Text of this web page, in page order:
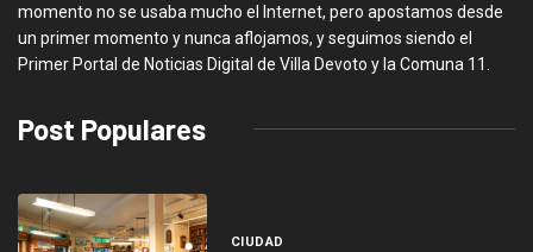
momento no se usaba mucho el Internet, pero apostamos desde
un primer momento y nunca aflojamos, y seguimos siendo el
Primer Portal de Noticias Digital de Villa Devoto y la Comuna 11.
Post Populares
CIUDAD